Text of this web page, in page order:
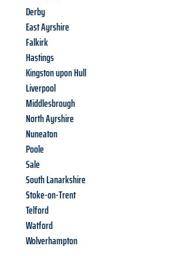
Derby
East Ayrshire
Falkirk
Hastings
Kingston upon Hull
Liverpool
Middlesbrough
North Ayrshire
Nuneaton
Poole
Sale
South Lanarkshire
Stoke-on-Trent
Telford
Watford
Wolverhampton